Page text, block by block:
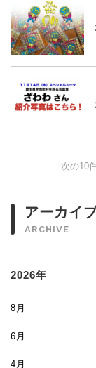
次の10
アーカイ
ARCHIVE
2026年
8月
6月
4月